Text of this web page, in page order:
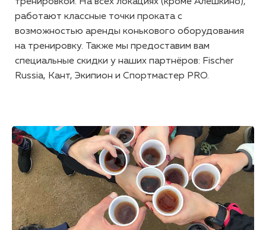
тренировкой. На всех локациях (кроме Алёшкино),
работают классные точки проката с
возможностью аренды конькового оборудования
на тренировку. Также мы предоставим вам
специальные скидки у наших партнёров: Fischer
Russia, Кант, Экипион и Спортмастер PRO.